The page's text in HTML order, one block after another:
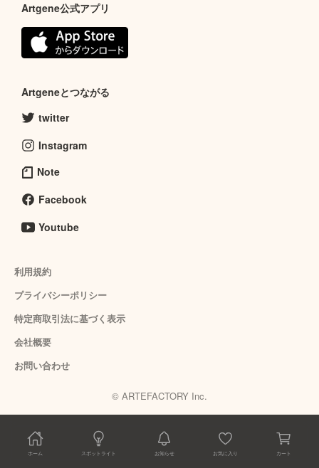
ホーム スポットライト お知らせ お気に入り カート
Artgene公式アプリ
Artgeneとつながる
twitter
Instagram
Note
Facebook
Youtube
利用規約
プライバシーポリシー
特定商取引法に基づく表示
会社概要
お問い合わせ
© ARTEFACTORY Inc.